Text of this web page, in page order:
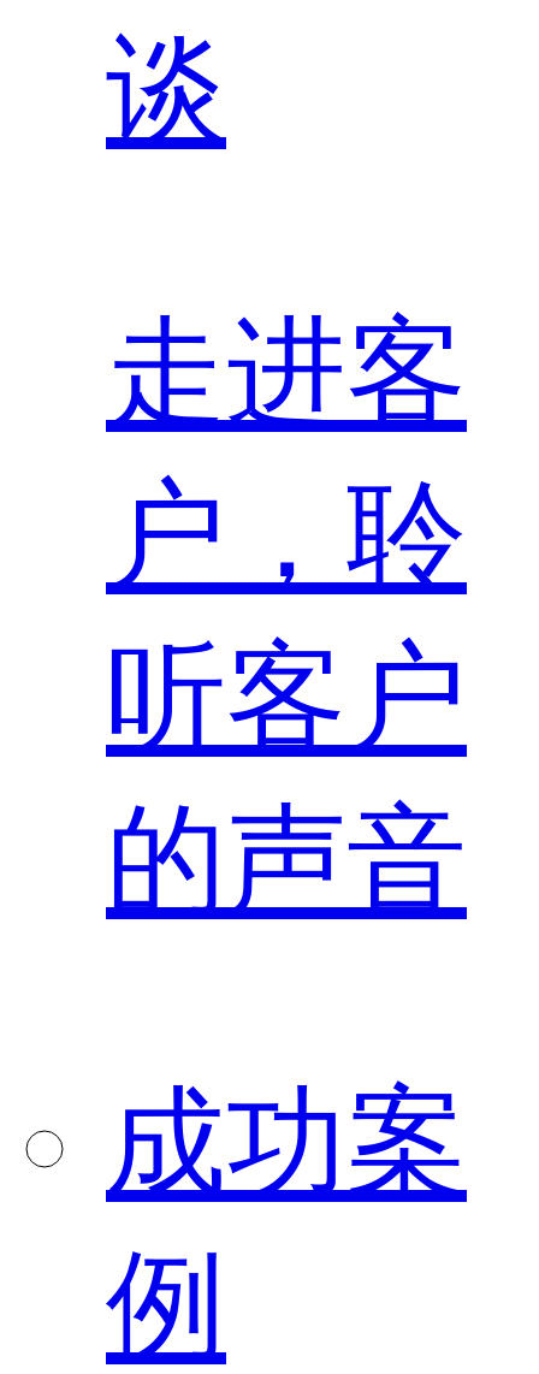
谈
走进客
户，聆
听客户
的声音
成功案
例